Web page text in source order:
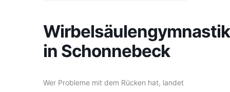
Wirbelsäulengymnastik
in Schonnebeck
Wer Probleme mit dem Rücken hat, landet